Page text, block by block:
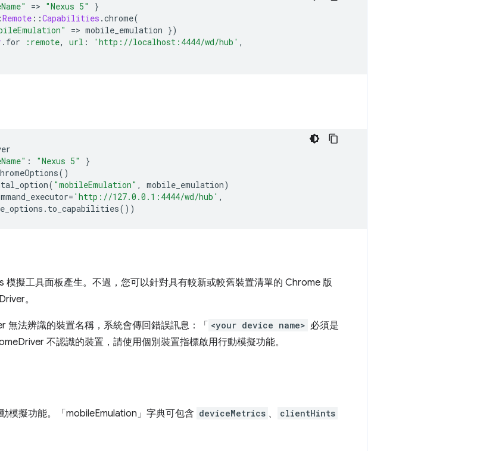
=> "Nexus 5"
}
Remote ::Capabilities .chrome(
=> mobile_emulation })
. for :remote, url : 'http://localhost:4444/wd/hub' ,
: "Nexus 5"
}
()
( "mobileEmulation" , mobile_emulation)
= 'http://127.0.0.1:4444/wd/hub' ,
. to_capabilities())
模擬工具面板產生。不過，您可以針對具有較新或較舊裝置清單的 Chrome 版
。
無法辨識的裝置名稱，系統會傳回錯誤訊息：「 <your device name> 必須是
不認識的裝置，請使用個別裝置指標啟用行動模擬功能。
模擬功能。「mobileEmulation」字典可包含 deviceMetrics 、 clientHints